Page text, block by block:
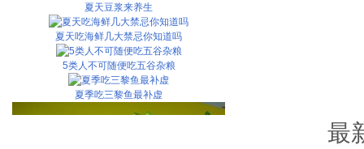
夏天豆浆来养生
夏天吃海鲜几大禁忌你知道吗
5类人不可随便吃五谷杂粮
夏季吃三黎鱼最补虚
最